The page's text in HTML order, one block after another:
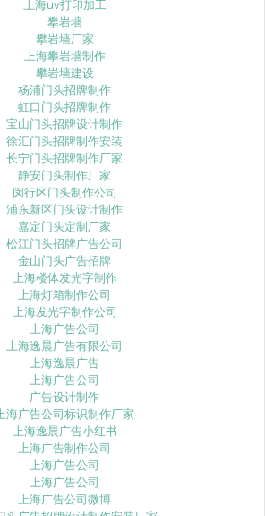
上海uv打印加工
攀岩墙
攀岩墙厂家
上海攀岩墙制作
攀岩墙建设
杨浦门头招牌制作
虹口门头招牌制作
宝山门头招牌设计制作
徐汇门头招牌制作安装
长宁门头招牌制作厂家
静安门头制作厂家
闵行区门头制作公司
浦东新区门头设计制作
嘉定门头定制厂家
松江门头招牌广告公司
金山门头广告招牌
上海楼体发光字制作
上海灯箱制作公司
上海发光字制作公司
上海广告公司
上海逸晨广告有限公司
上海逸晨广告
上海广告公司
广告设计制作
海广告公司标识制作厂家
上海逸晨广告小红书
上海广告制作公司
上海广告公司
上海广告公司
上海广告公司微博